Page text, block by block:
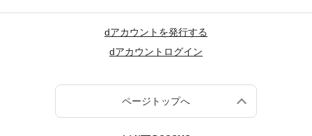
dアカウントを発行する
dアカウントログイン
ページトップへ